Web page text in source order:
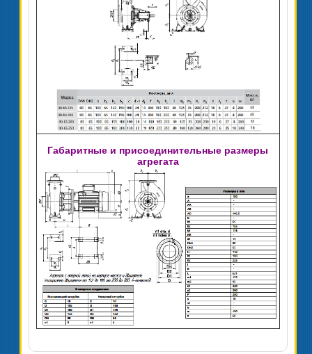
Габаритные и присоединительные размеры
агрегата